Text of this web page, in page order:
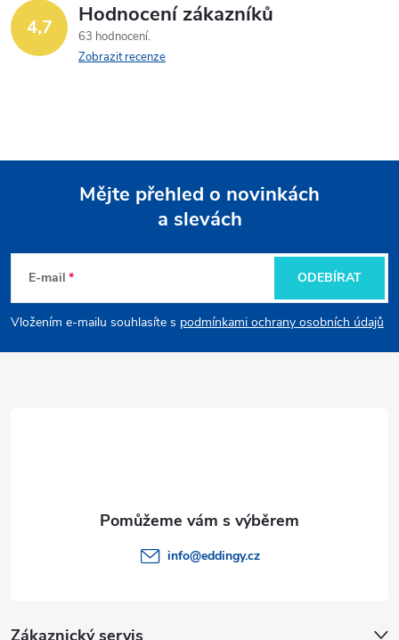
4,7 Hodnocení zákazníků
63 hodnocení
Zobrazit recenze
p
Mějte přehled o novinkách
a slevách
E-mail
Vložením e-mailu souhlasíte s podmínkami ochrany osobních údajů
ODEBÍRAT
info@eddingy.cz